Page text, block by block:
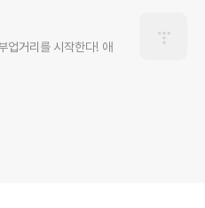
업거리를 시작한다! 애